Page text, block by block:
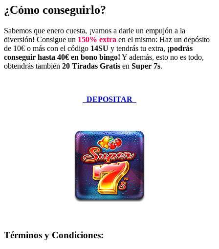
¿Cómo conseguirlo?
Sabemos que enero cuesta, ¡vamos a darle un empujón a la
diversión! Consigue un 150% extra en el mismo: Haz un depósito
de 10€ o más con el código 14SU y tendrás tu extra, ¡podrás
conseguir hasta 40€ en bono bingo! Y además, esto no es todo,
obtendrás también 20 Tiradas Gratis en Super 7s.
DEPOSITAR
Términos y Condiciones: